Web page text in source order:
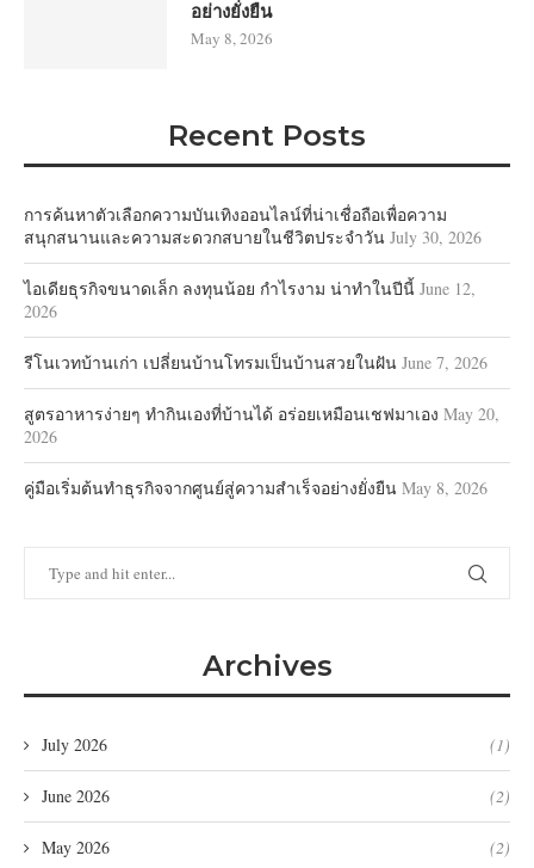
อย่างยั่งยืน
May 8, 2026
Recent Posts
การค้นหาตัวเลือกความบันเทิงออนไลน์ที่น่าเชื่อถือเพื่อความ
สนุกสนานและความสะดวกสบายในชีวิตประจำวัน July 30, 2026
ไอเดียธุรกิจขนาดเล็ก ลงทุนน้อย กำไรงาม น่าทำในปีนี้ June 12,
2026
รีโนเวทบ้านเก่า เปลี่ยนบ้านโทรมเป็นบ้านสวยในฝัน June 7, 2026
สูตรอาหารง่ายๆ ทำกินเองที่บ้านได้ อร่อยเหมือนเชฟมาเอง May 20,
2026
คู่มือเริ่มต้นทำธุรกิจจากศูนย์สู่ความสำเร็จอย่างยั่งยืน May 8, 2026
Archives
July 2026 (1)
June 2026 (2)
May 2026 (2)